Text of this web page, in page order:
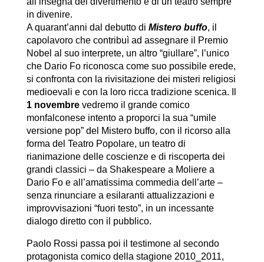
in divenire.
A quarant’anni dal debutto di Mistero buffo, il
capolavoro che contribuì ad assegnare il Premio
Nobel al suo interprete, un altro “giullare”, l’unico
che Dario Fo riconosca come suo possibile erede,
si confronta con la rivisitazione dei misteri religiosi
medioevali e con la loro ricca tradizione scenica. Il
1 novembrevedremo il grande comico
monfalconese intento a proporci la sua “umile
versione pop” del Mistero buffo, con il ricorso alla
forma del Teatro Popolare, un teatro di
rianimazione delle coscienze e di riscoperta dei
grandi classici – da Shakespeare a Moliere a
Dario Fo e all’amatissima commedia dell’arte –
senza rinunciare a esilaranti attualizzazioni e
improvvisazioni “fuori testo”, in un incessante
dialogo diretto con il pubblico.
Paolo Rossi passa poi il testimone al secondo
protagonista comico della stagione 2010_2011,